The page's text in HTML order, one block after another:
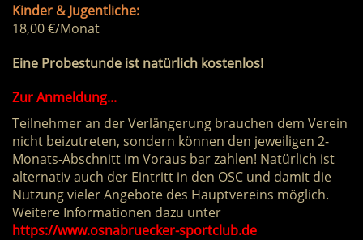
Kinder & Jugentliche:
18,00 €/Monat
Eine Probestunde ist natürlich kostenlos!
Zur Anmeldung...
Teilnehmer an der Verlängerung brauchen dem Verein
nicht beizutreten, sondern können den jeweiligen 2-
Monats-Abschnitt im Voraus bar zahlen! Natürlich ist
alternativ auch der Eintritt in den OSC und damit die
Nutzung vieler Angebote des Hauptvereins möglich.
Weitere Informationen dazu unter
https://www.osnabruecker-sportclub.de